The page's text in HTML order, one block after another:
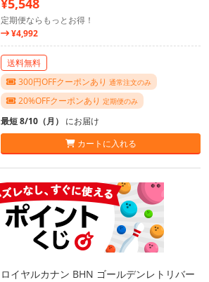
¥5,548
定期便ならもっとお得！
¥4,992
送料無料
300円OFFクーポンあり 通常注文のみ
20%OFFクーポンあり 定期便のみ
最短 8/10（月） にお届け
カートに入れる
ロイヤルカナン BHN ゴールデンレトリバー